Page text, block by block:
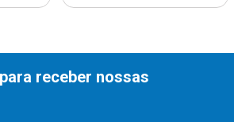
receber nossas